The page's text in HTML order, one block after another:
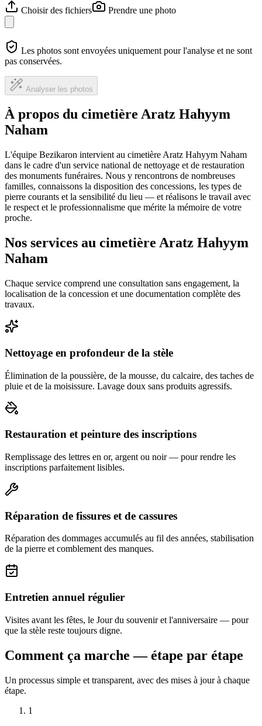
Choisir des fichiers Prendre une photo
Les photos sont envoyées uniquement pour l'analyse et ne sont
pas conservées.
Analyser les photos
À propos du cimetière Aratz Hahyym
Naham
L'équipe Bezikaron intervient au cimetière Aratz Hahyym Naham
dans le cadre d'un service national de nettoyage et de restauration
des monuments funéraires. Nous y rencontrons de nombreuses
familles, connaissons la disposition des concessions, les types de
pierre courants et la sensibilité du lieu — et réalisons le travail avec
le respect et le professionnalisme que mérite la mémoire de votre
proche.
Nos services au cimetière Aratz Hahyym
Naham
Chaque service comprend une consultation sans engagement, la
localisation de la concession et une documentation complète des
travaux.
Nettoyage en profondeur de la stèle
Élimination de la poussière, de la mousse, du calcaire, des taches de
pluie et de la moisissure. Lavage doux sans produits agressifs.
Restauration et peinture des inscriptions
Remplissage des lettres en or, argent ou noir — pour rendre les
inscriptions parfaitement lisibles.
Réparation de fissures et de cassures
Réparation des dommages accumulés au fil des années, stabilisation
de la pierre et comblement des manques.
Entretien annuel régulier
Visites avant les fêtes, le Jour du souvenir et l'anniversaire — pour
que la stèle reste toujours digne.
Comment ça marche — étape par étape
Un processus simple et transparent, avec des mises à jour à chaque
étape.
1